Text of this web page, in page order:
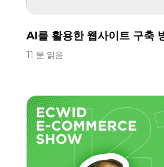
AI를 활용한 웹사이트 구축
11 분 읽음